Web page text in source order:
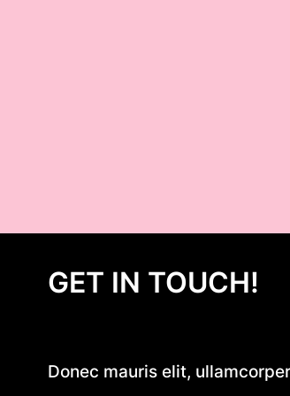
GET IN TOUCH!
Donec mauris elit,